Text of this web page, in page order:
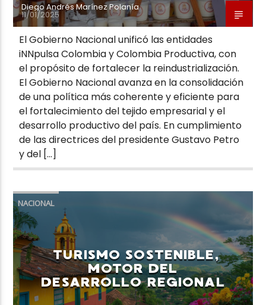
Diego Andrés Marínez Polanía
11/01/2025
El Gobierno Nacional unificó las entidades
iNNpulsa Colombia y Colombia Productiva, con
el propósito de fortalecer la reindustrialización.
El Gobierno Nacional avanza en la consolidación
de una política más coherente y eficiente para
el fortalecimiento del tejido empresarial y el
desarrollo productivo del país. En cumplimiento
de las directrices del presidente Gustavo Petro
y del […]
NACIONAL
TURISMO SOSTENIBLE,
MOTOR DEL
DESARROLLO REGIONAL